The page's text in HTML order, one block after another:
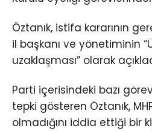
Öztanık, istifa kararının
il başkanı ve yönetiminin
uzaklaşması” olarak
Parti içerisindeki bazı
tepki gösteren Öztanık,
olmadığını iddia ettiği bir